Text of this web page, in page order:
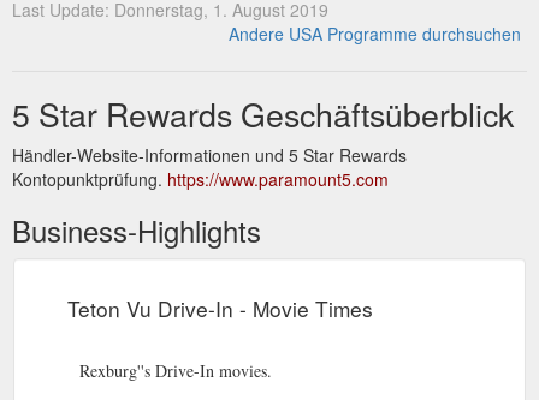
Last Update: Donnerstag, 1. August 2019
Andere USA Programme durchsuchen
5 Star Rewards Geschäftsüberblick
Händler-Website-Informationen und 5 Star Rewards
Kontopunktprüfung. https://www.paramount5.com
Business-Highlights
Teton Vu Drive-In - Movie Times
Rexburg''s Drive-In movies.